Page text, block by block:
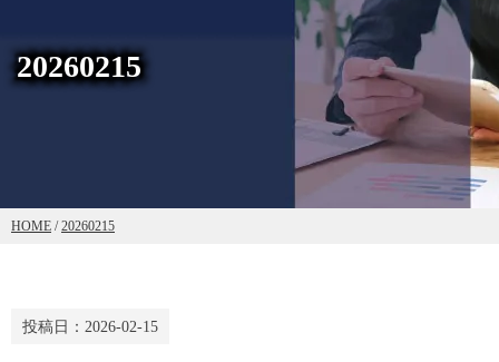
20260215
HOME /20260215
投稿日： 2026-02-15